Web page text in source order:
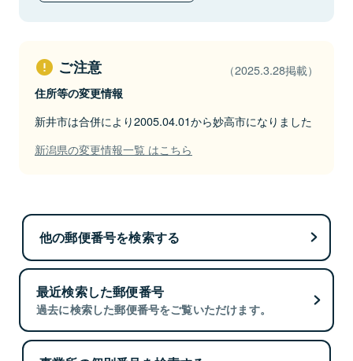
ご注意 （2025.3.28掲載）
住所等の変更情報
新井市は合併により2005.04.01から妙高市になりました
新潟県の変更情報一覧 はこちら
他の郵便番号を検索する
最近検索した郵便番号
過去に検索した郵便番号をご覧いただけます。